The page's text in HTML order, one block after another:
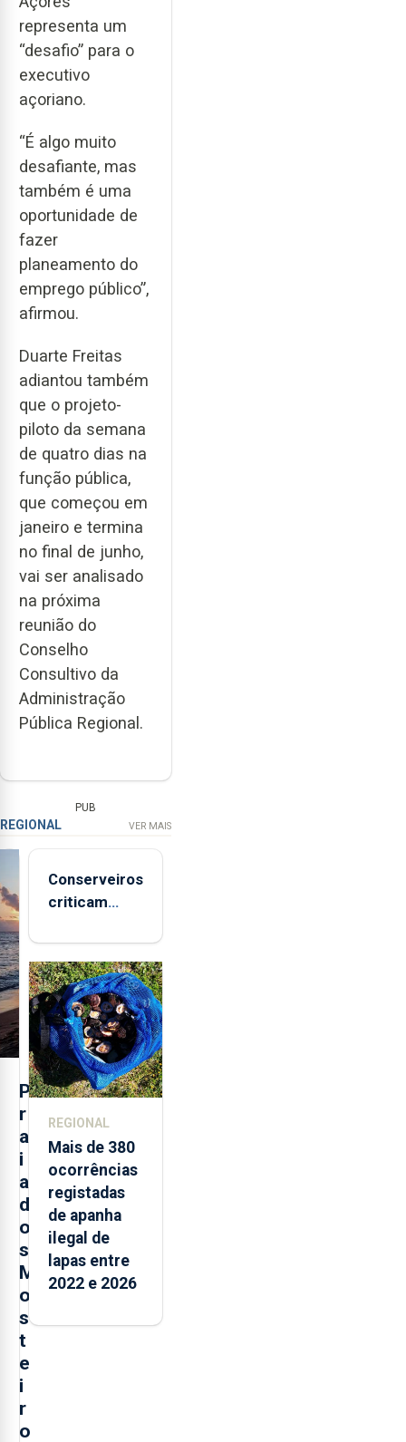
representa um
“desafio” para o
executivo
açoriano.
“É algo muito
desafiante, mas
também é uma
oportunidade de
fazer
planeamento do
emprego público”,
afirmou.
Duarte Freitas
adiantou também
que o projeto-
piloto da semana
de quatro dias na
função pública,
que começou em
janeiro e termina
no final de junho,
vai ser analisado
na próxima
reunião do
Conselho
Consultivo da
Administração
Pública Regional.
PUB
REGIONAL VER MAIS
P
r
a
i
a
d
o
s
M
o
s
t
e
i
r
o
Conserveiros
criticam
brancas com
selo Marca
Açores
REGIONAL
Mais de 380
ocorrências
registadas
de apanha
ilegal de
lapas entre
2022 e 2026